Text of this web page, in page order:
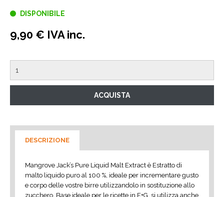
DISPONIBILE
9,90 € IVA inc.
DESCRIZIONE
Mangrove Jack’s Pure Liquid Malt Extract è Estratto di
malto liquido puro al 100 %, ideale per incrementare gusto
e corpo delle vostre birre utilizzandolo in sostituzione allo
zucchero. Base ideale per le ricette in E+G, si utilizza anche